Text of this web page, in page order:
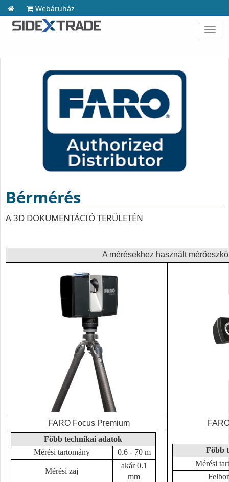
Webáruház
Bérmérés
A 3D DOKUMENTÁCIÓ TERÜLETÉN
A mérésekhez használt
FARO Focus Premium
Főbb technikai adatok
Mérési tartomány
0.6 - 70 m
Mérési zaj
akár 0.1
mm
Főbb
Mérési